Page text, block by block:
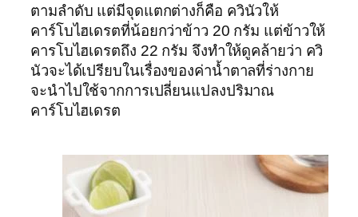
ตามลำดับ แต่มีจุดแตกต่างก็คือ ควินัวให้
คาร์โบไฮเดรตที่น้อยกว่าข้าว 20 กรัม แต่ข้าวให้
คารโบไฮเดรตถึง 22 กรัม จึงทำให้ดูคล้ายว่า ควิ
นัวจะได้เปรียบในเรื่องของค่าน้ำตาลที่ร่างกาย
จะนำไปใช้จากการเปลี่ยนแปลงปริมาณ
คาร์โบไฮเดรต